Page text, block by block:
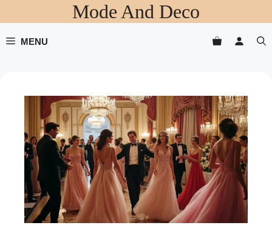
au
contenu
Mode And Deco
MENU